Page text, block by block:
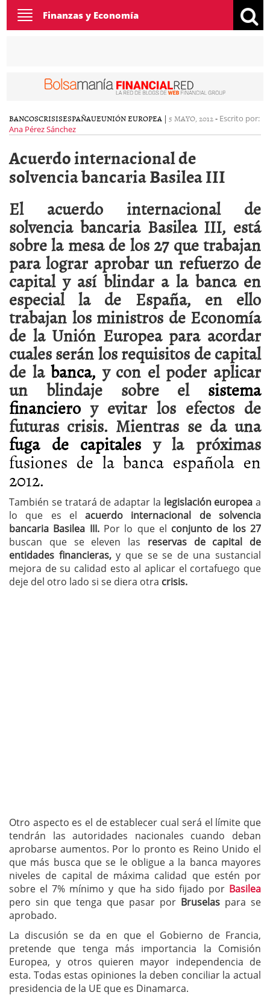
Toggle
navigation
Finanzas y Economía
BANCOSCRISISESPAÑAUEUNIÓN EUROPEA | 5 MAYO, 2012- Escrito por:
Ana Pérez Sánchez
Acuerdo internacional de
solvencia bancaria Basilea III
El acuerdo internacional de
solvencia bancaria Basilea III, está
sobre la mesa de los 27 que trabajan
para lograr aprobar un refuerzo de
capital y así blindar a la banca en
especial la de España, en ello
trabajan los ministros de Economía
de la Unión Europea para acordar
cuales serán los requisitos de capital
de labanca, y con el poder aplicar
un blindaje sobre elsistema
financiero y evitar los efectos de
futuras crisis. Mientras se da una
fuga de capitales y la próximas
fusiones de la banca española en
2012.
También se tratará de adaptar la legislación europea a
lo que es el acuerdo internacional de solvencia
bancaria Basilea III. Por lo que el conjunto de los 27
buscan que se eleven las reservas de capital de
entidades financieras,y que se se de una sustancial
mejora de su calidad esto al aplicar el cortafuego que
deje del otro lado si se diera otra crisis.
Otro aspecto es el de establecer cual será el límite que
tendrán las autoridades nacionales cuando deban
aprobarse aumentos. Por lo pronto es Reino Unido el
que más busca que se le obligue a la banca mayores
niveles de capital de máxima calidad que estén por
sobre el 7% mínimo y que ha sido fijado por Basilea
pero sin que tenga que pasar por Bruselas para se
aprobado.
La discusión se da en que el Gobierno de Francia,
pretende que tenga más importancia la Comisión
Europea, y otros quieren mayor independencia de
esta. Todas estas opiniones la deben conciliar la actual
presidencia de la UE que es Dinamarca.